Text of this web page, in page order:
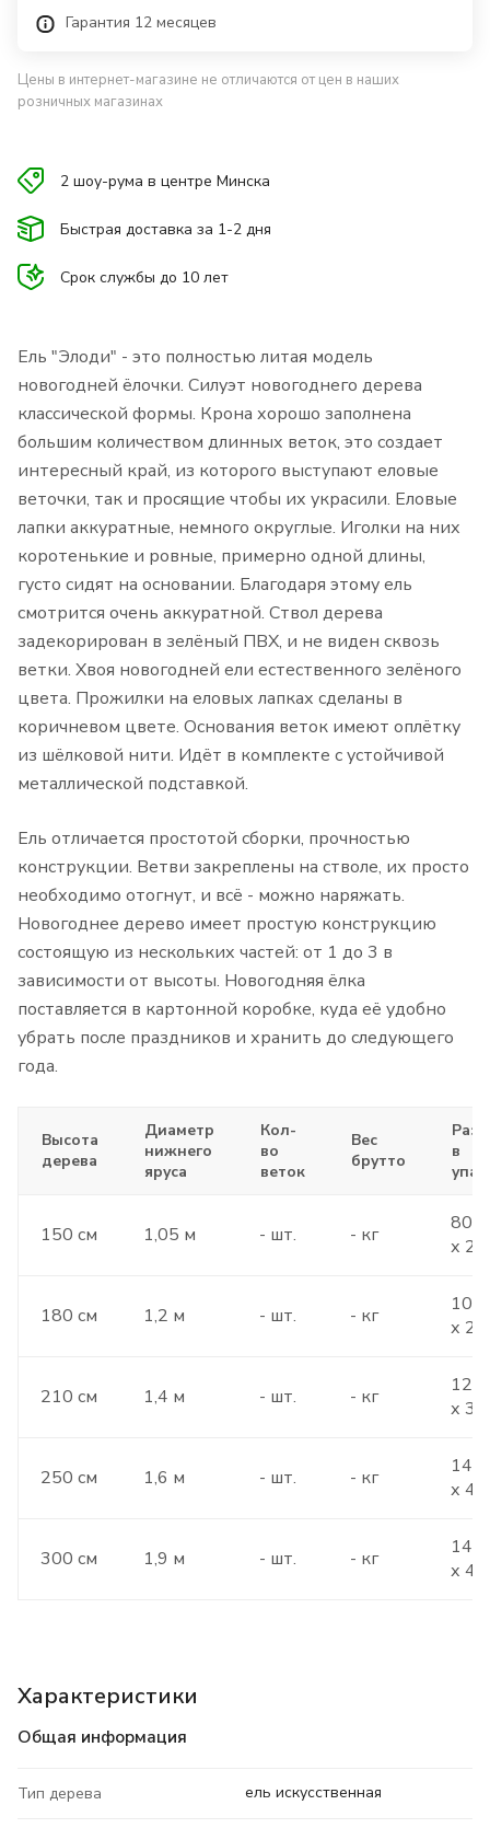
Гарантия 12 месяцев
Цены в интернет-магазине не отличаются от цен в наших
розничных магазинах
2 шоу-рума в центре Минска
Быстрая доставка за 1-2 дня
Срок службы до 10 лет
Ель "Элоди" - это полностью литая модель
новогодней ёлочки. Силуэт новогоднего дерева
классической формы. Крона хорошо заполнена
большим количеством длинных веток, это создает
интересный край, из которого выступают еловые
веточки, так и просящие чтобы их украсили. Еловые
лапки аккуратные, немного округлые. Иголки на них
коротенькие и ровные, примерно одной длины,
густо сидят на основании. Благодаря этому ель
смотрится очень аккуратной. Ствол дерева
задекорирован в зелёный ПВХ, и не виден сквозь
ветки. Хвоя новогодней ели естественного зелёного
цвета. Прожилки на еловых лапках сделаны в
коричневом цвете. Основания веток имеют оплётку
из шёлковой нити. Идёт в комплекте с устойчивой
металлической подставкой.
Ель отличается простотой сборки, прочностью
конструкции. Ветви закреплены на стволе, их просто
необходимо отогнут, и всё - можно наряжать.
Новогоднее дерево имеет простую конструкцию
состоящую из нескольких частей: от 1 до 3 в
зависимости от высоты. Новогодняя ёлка
поставляется в картонной коробке, куда её удобно
убрать после праздников и хранить до следующего
года.
Высота
дерева
Диаметр
нижнего
яруса
Кол-
во
веток
Вес
брутто
в
150 см 1,05 м - шт. - кг
80
х
180 см 1,2 м - шт. - кг
100
х
210 см 1,4 м - шт. - кг
120
х
250 см 1,6 м - шт. - кг
140
х
300 см 1,9 м - шт. - кг
140
х
Характеристики
Общая информация
Тип дерева ель искусственная